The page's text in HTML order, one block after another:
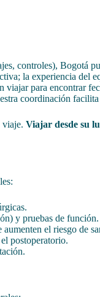
controles), Bogotá
la experiencia del
para encontrar
coordinación
viaje. Viajar desde su
y pruebas de función.
el riesgo de
postoperatorio.